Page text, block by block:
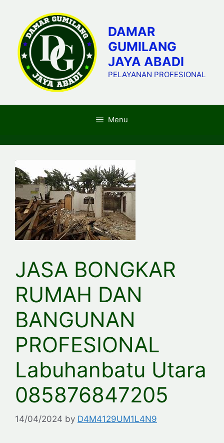
content
DAMAR
GUMILANG
JAYA ABADI
PELAYANAN PROFESIONAL
Menu
JASA BONGKAR
RUMAH DAN
BANGUNAN
PROFESIONAL
Labuhanbatu Utara
085876847205
14/04/2024 by D4M4129UM1L4N9